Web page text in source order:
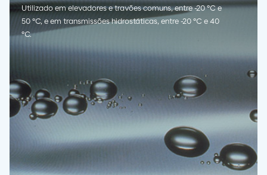
Utilizado em elevadores e travões comuns, entre -20 ºC e
50 ºC, e em transmissões hidrostáticas, entre -20 ºC e 40
ºC.